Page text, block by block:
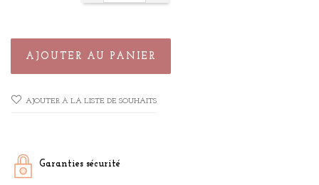
AJOUTER AU PANIER
AJOUTER À LA LISTE DE SOUHAITS
Garanties sécurité